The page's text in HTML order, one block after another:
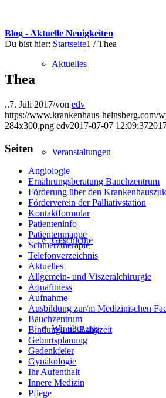
Aktuelles
Veranstaltungen
Geschichte
Wir über uns
Blog - Aktuelle Neuigkeiten
Du bist hier: Startseite1 / Thea
Thea
..7. Juli 2017/von edv
https://www.krankenhaus-heinsberg.com/
284x300.png edv2017-07-07 12:09:37
Seiten
Angiologie
Ernährungsberatung Bauchzentrum
Förderung über den
Förderverein der Palliativstation
Kontaktformular
Patienteninfo
Patientenmappe
Schmerztherapie
Telefonverzeichnis
Aktuelles
Allgemein- und Viszeralchirurgie
Aquafitness
Aufnahme
Ausbildung zur/m Medizinischen
Bauchzentrum
Bindung und Babyzeit
Geburtsplanung
Gedenkfeier
Gynäkologie
Ihr Aufenthalt
Innere Medizin
Pflege